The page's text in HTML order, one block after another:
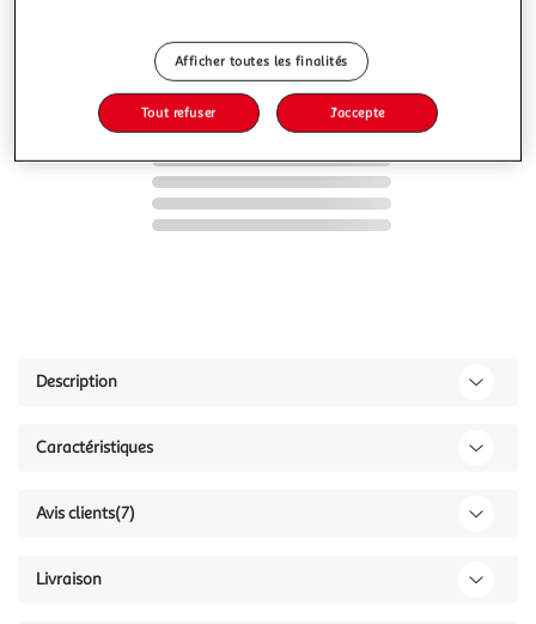
Description
Caractéristiques
Avis clients(7)
Livraison
Afficher toutes les finalités
Tout refuser J'accepte